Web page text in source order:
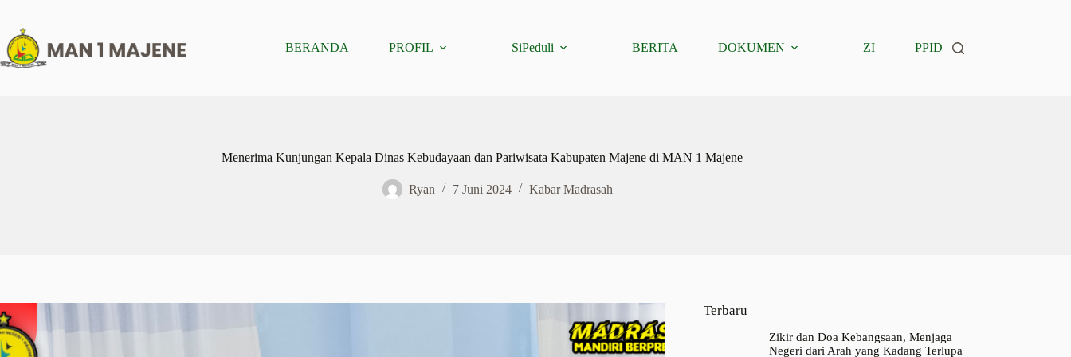
content
BERANDA
PROFIL SiPeduli BERITA DOKUMEN ZI PPID
Menerima Kunjungan Kepala Dinas Kebudayaan dan Pariwisata Kabupaten Majene di MAN 1 Majene
Ryan 7 Juni 2024 Kabar Madrasah
Terbaru
Zikir dan Doa Kebangsaan, Menjaga
Negeri dari Arah yang Kadang Terlupa